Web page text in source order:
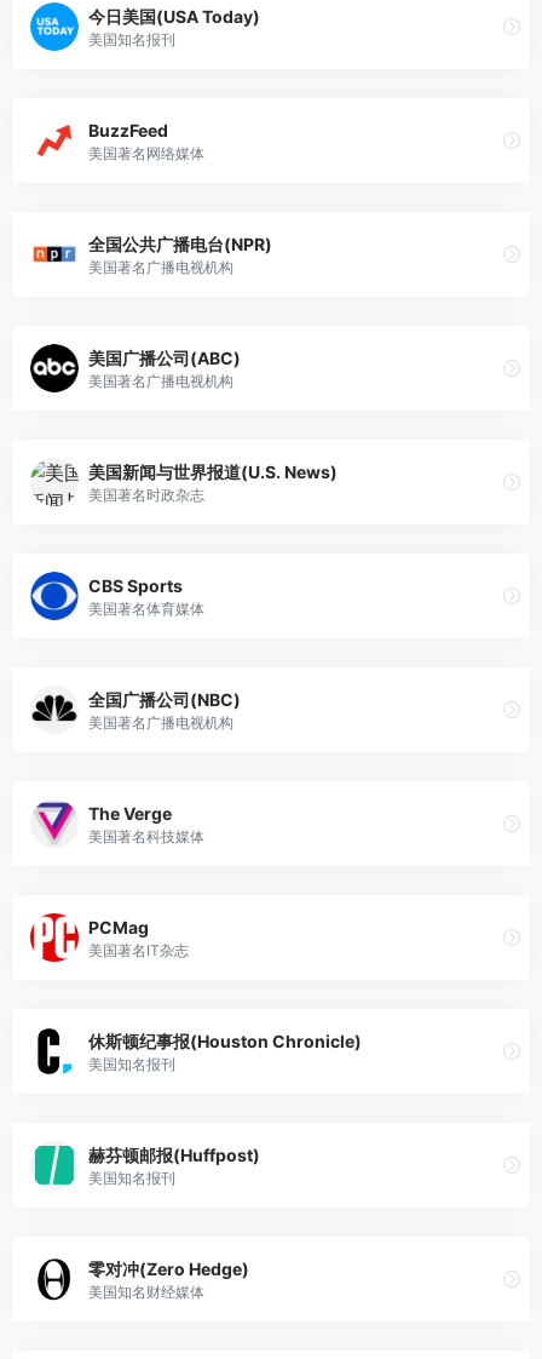
今日美国(USA Today)
美国知名报刊
BuzzFeed
美国著名网络媒体
全国公共广播电台(NPR)
美国著名广播电视机构
美国广播公司(ABC)
美国著名广播电视机构
美国新闻与世界报道(U.S. News)
美国著名时政杂志
CBS Sports
美国著名体育媒体
全国广播公司(NBC)
美国著名广播电视机构
The Verge
美国著名科技媒体
PCMag
美国著名IT杂志
休斯顿纪事报(Houston Chronicle)
美国知名报刊
赫芬顿邮报(Huffpost)
美国知名报刊
零对冲(Zero Hedge)
美国知名财经媒体